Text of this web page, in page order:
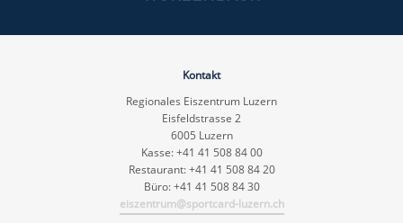
Kontakt
Regionales Eiszentrum Luzern
Eisfeldstrasse 2
6005 Luzern
Kasse: +41 41 508 84 00
Restaurant: +41 41 508 84 20
Büro: +41 41 508 84 30
eiszentrum@sportcard-luzern.ch